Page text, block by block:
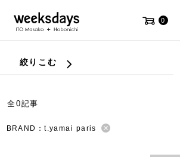
0
絞りこむ
全0記事
BRAND：t.yamai paris